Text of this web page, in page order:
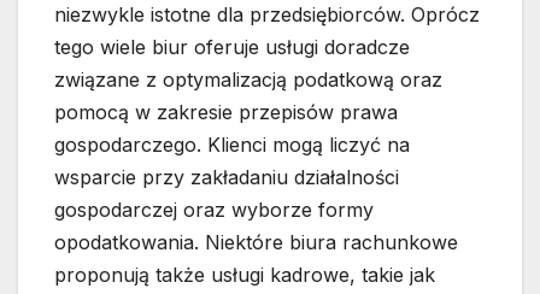
niezwykle istotne dla przedsiębiorców. Oprócz
tego wiele biur oferuje usługi doradcze
związane z optymalizacją podatkową oraz
pomocą w zakresie przepisów prawa
gospodarczego. Klienci mogą liczyć na
wsparcie przy zakładaniu działalności
gospodarczej oraz wyborze formy
opodatkowania. Niektóre biura rachunkowe
proponują także usługi kadrowe, takie jak